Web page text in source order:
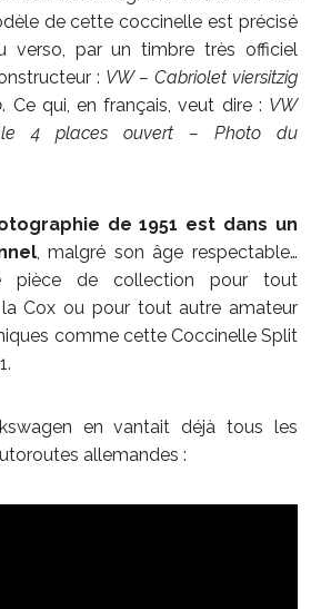
de cette coccinelle est précisé
verso, par un timbre très officiel
: VW – Cabriolet viersitzig
. Ce qui, en français, veut dire : VW
4 places ouvert – Photo du
de 1951 est dans un
, malgré son âge respectable…
pièce de collection pour tout
Cox ou pour tout autre amateur
comme cette Coccinelle Split
en vantait déjà tous les
allemandes :